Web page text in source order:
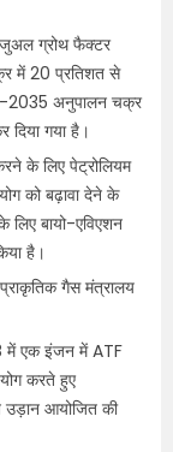
ग्रोथ फैक्टर
में 20 प्रतिशत से
2035 अनुपालन चक्र
गया है।
के लिए पेट्रोलियम
को बढ़ावा देने के
लिए बायो-एविएशन
है।
गैस मंत्रालय
में एक इंजन में ATF
करते हुए
उड़ान आयोजित की